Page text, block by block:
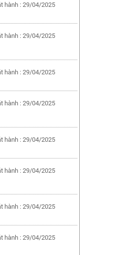
hành : 29/04/2025
hành : 29/04/2025
hành : 29/04/2025
hành : 29/04/2025
hành : 29/04/2025
hành : 29/04/2025
hành : 29/04/2025
hành : 29/04/2025